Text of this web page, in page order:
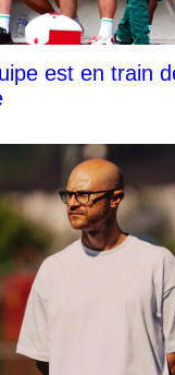
est en train